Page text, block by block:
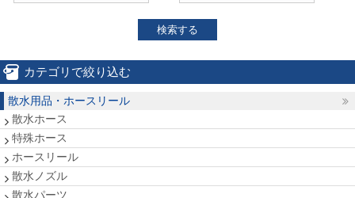
検索する
カテゴリで絞り込む
散水用品・ホースリール
散水ホース
特殊ホース
ホースリール
散水ノズル
散水パーツ